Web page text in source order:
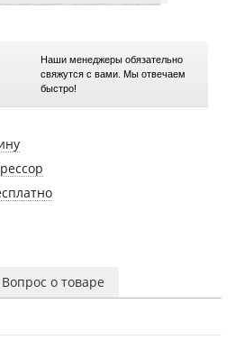
Наши менеджеры обязательно
свяжутся с вами. Мы отвечаем
быстро!
Вопрос о товаре